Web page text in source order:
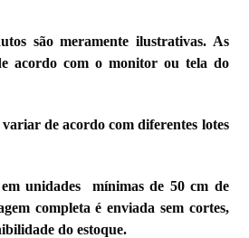
são meramente ilustrativas. As
acordo com o monitor ou tela do
de acordo com diferentes lotes
em unidades mínimas de 50 cm de
completa é enviada sem cortes,
do estoque.